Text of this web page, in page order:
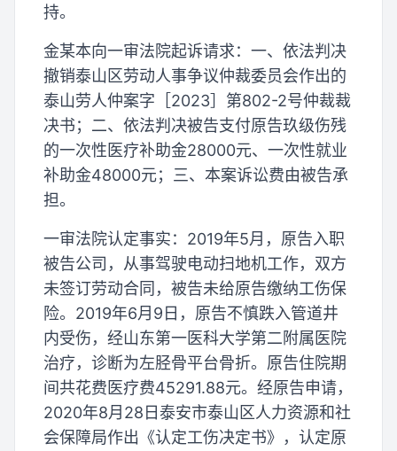
持。
金某本向一审法院起诉请求：一、依法判决
撤销泰山区劳动人事争议仲裁委员会作出的
泰山劳人仲案字［2023］第802-2号仲裁裁
决书；二、依法判决被告支付原告玖级伤残
的一次性医疗补助金28000元、一次性就业
补助金48000元；三、本案诉讼费由被告承
担。
一审法院认定事实：2019年5月，原告入职
被告公司，从事驾驶电动扫地机工作，双方
未签订劳动合同，被告未给原告缴纳工伤保
险。2019年6月9日，原告不慎跌入管道井
内受伤，经山东第一医科大学第二附属医院
治疗，诊断为左胫骨平台骨折。原告住院期
间共花费医疗费45291.88元。经原告申请，
2020年8月28日泰安市泰山区人力资源和社
会保障局作出《认定工伤决定书》，认定原